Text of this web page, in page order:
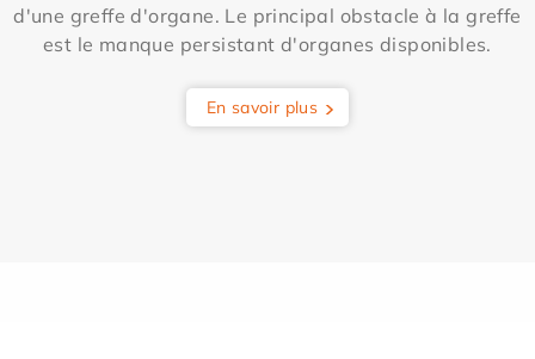
d'une greffe d'organe. Le principal obstacle à la greffe
est le manque persistant d'organes disponibles.
En savoir plus